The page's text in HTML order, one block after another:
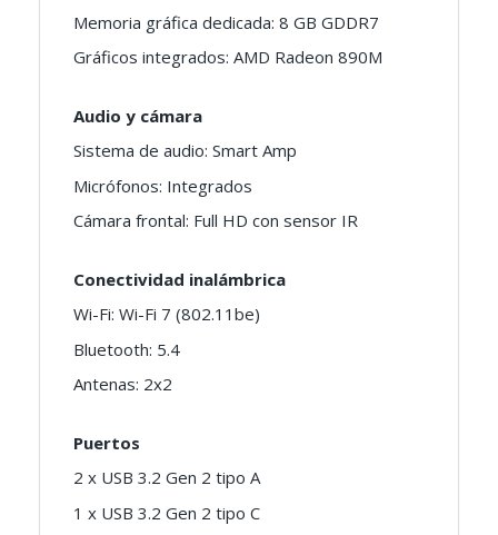
Memoria gráfica dedicada: 8 GB GDDR7
Gráficos integrados: AMD Radeon 890M
Audio y cámara
Sistema de audio: Smart Amp
Micrófonos: Integrados
Cámara frontal: Full HD con sensor IR
Conectividad inalámbrica
Wi-Fi: Wi-Fi 7 (802.11be)
Bluetooth: 5.4
Antenas: 2x2
Puertos
2 x USB 3.2 Gen 2 tipo A
1 x USB 3.2 Gen 2 tipo C